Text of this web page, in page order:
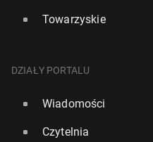
Towarzyskie
DZIAŁY PORTALU
Wiadomości
Czytelnia